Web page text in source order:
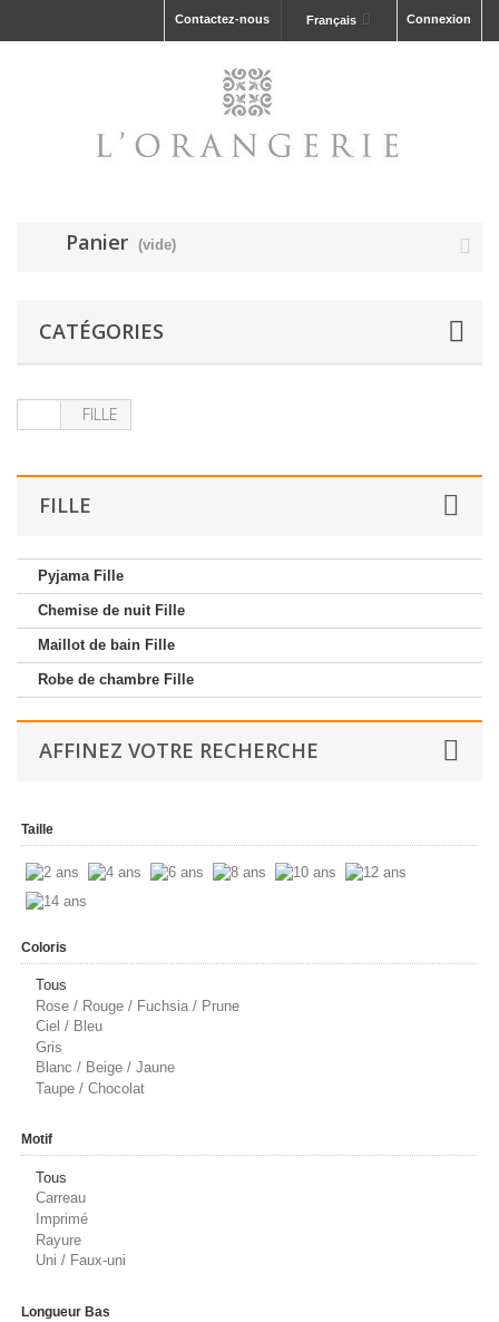
Connexion
Français
Contactez-nous
Panier (vide)
CATÉGORIES
FILLE
FILLE
Pyjama Fille
Chemise de nuit Fille
Maillot de bain Fille
Robe de chambre Fille
AFFINEZ VOTRE RECHERCHE
Taille
Coloris
Tous
Rose / Rouge / Fuchsia / Prune
Ciel / Bleu
Gris
Blanc / Beige / Jaune
Taupe / Chocolat
Motif
Tous
Carreau
Imprimé
Rayure
Uni / Faux-uni
Longueur Bas